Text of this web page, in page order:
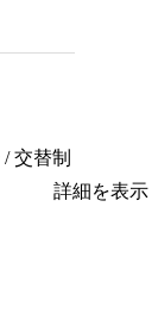
交替制
詳細を表示